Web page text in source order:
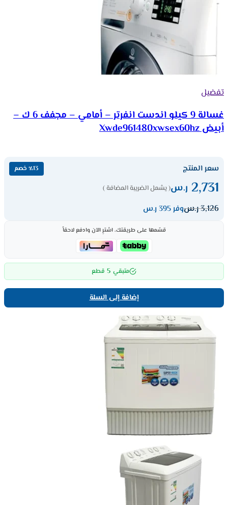
تفضيل
غسالة 9 كيلو اندست انفرتر – أمامي – مجفف 6 ك –
أبيض Xwde961480xwsex60hz
سعر المنتج ٪13 خصم
2,731 ر.س( يشمل الضريبة المضافة )
3,126ر.سوفر 395 ر.س
قسّمها على طريقتك، اشترِ الآن وادفع لاحقاً
متبقي 5 قطع
إضافة إلى السلة